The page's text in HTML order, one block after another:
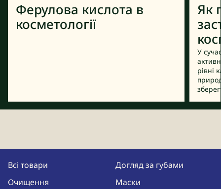
Ферулова кислота в
косметології
Як
У
рівні
Всі товари
Очищення
Догляд за губами
Маски